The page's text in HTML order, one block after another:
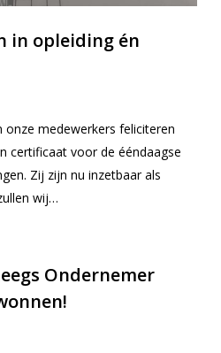
in opleiding én
onze medewerkers feliciteren
certificaat voor de ééndaagse
Zij zijn nu inzetbaar als
wij…
Ondernemer